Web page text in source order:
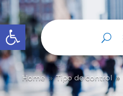
Abrir barra de herramientas
Home 9 Tipo de control 9